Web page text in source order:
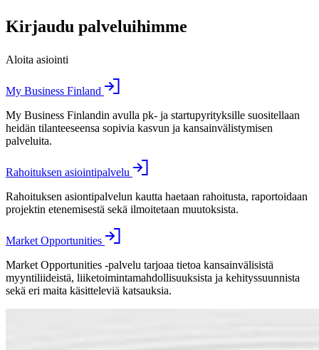
Kirjaudu palveluihimme
Aloita asiointi
My Business Finland
My Business Finlandin avulla pk- ja startupyrityksille suositellaan
heidän tilanteeseensa sopivia kasvun ja kansainvälistymisen
palveluita.
Rahoituksen asiointipalvelu
Rahoituksen asiontipalvelun kautta haetaan rahoitusta, raportoidaan
projektin etenemisestä sekä ilmoitetaan muutoksista.
Market Opportunities
Market Opportunities -palvelu tarjoaa tietoa kansainvälisistä
myyntiliideistä, liiketoimintamahdollisuuksista ja kehityssuunnista
sekä eri maita käsitteleviä katsauksia.